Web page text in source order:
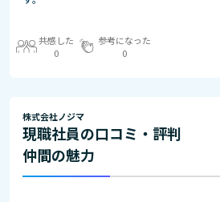
共感した
0
参考になった
0
株式会社ノジマ
現職社員の口コミ・評判
仲間の魅力